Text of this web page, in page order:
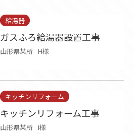
給湯器
ガスふろ給湯器設置工事
山形県某所 H様
キッチンリフォーム
キッチンリフォーム工事
山形県某所 I様